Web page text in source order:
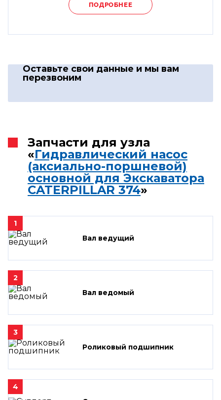
ПОДРОБНЕЕ
Оставьте свои данные и мы вам
перезвоним
Запчасти для узла
«Гидравлический насос
(аксиально-поршневой)
основной для Экскаватора
CATERPILLAR 374»
1
Вал ведущий
2
Вал ведомый
3
Роликовый подшипник
4